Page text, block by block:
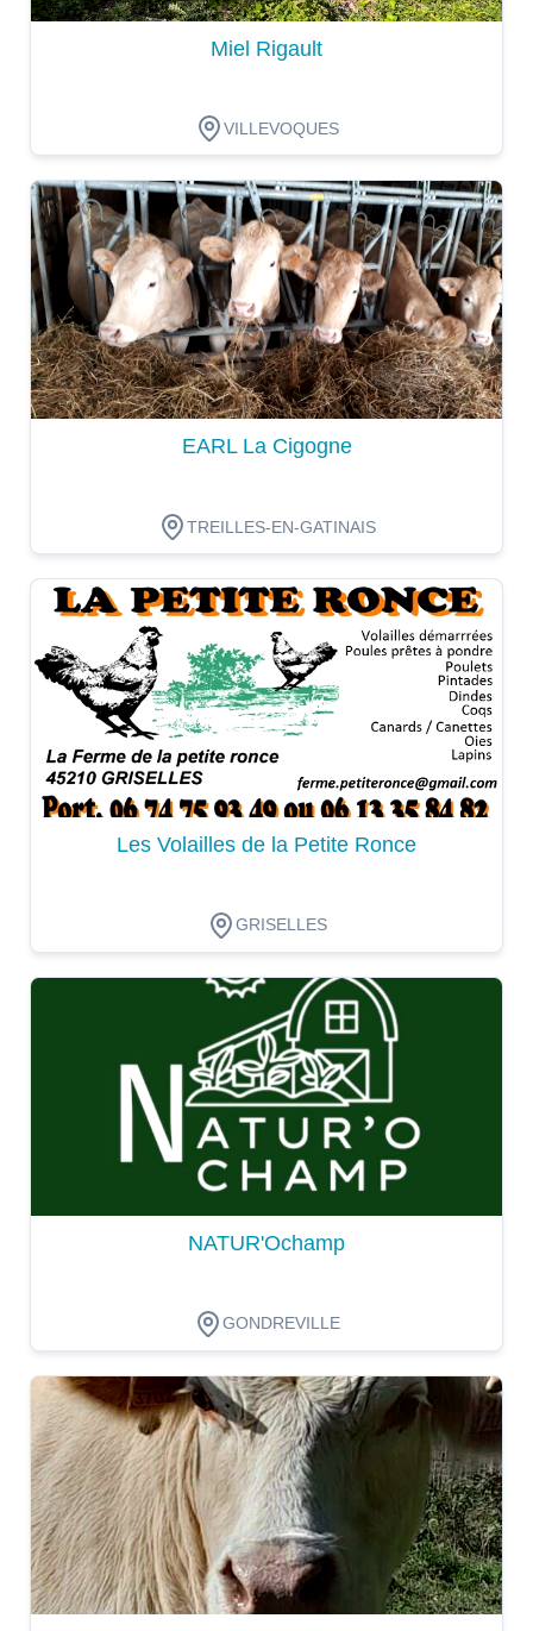
Miel Rigault
VILLEVOQUES
Dégustation
EARL La Cigogne
TREILLES-EN-GATINAIS
Dégustation
Les Volailles de la Petite Ronce
GRISELLES
NATUR'Ochamp
GONDREVILLE
Dégustation